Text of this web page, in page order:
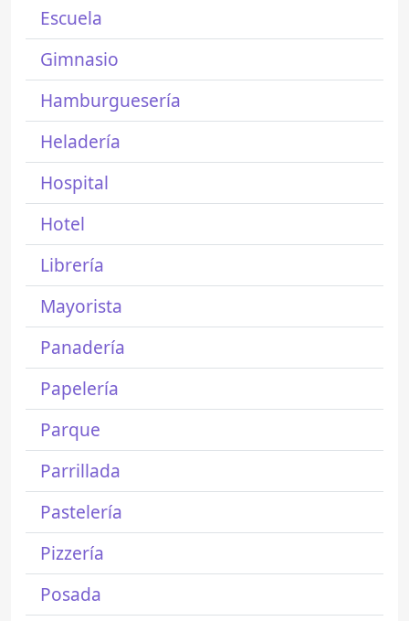
Escuela
Gimnasio
Hamburguesería
Heladería
Hospital
Hotel
Librería
Mayorista
Panadería
Papelería
Parque
Parrillada
Pastelería
Pizzería
Posada